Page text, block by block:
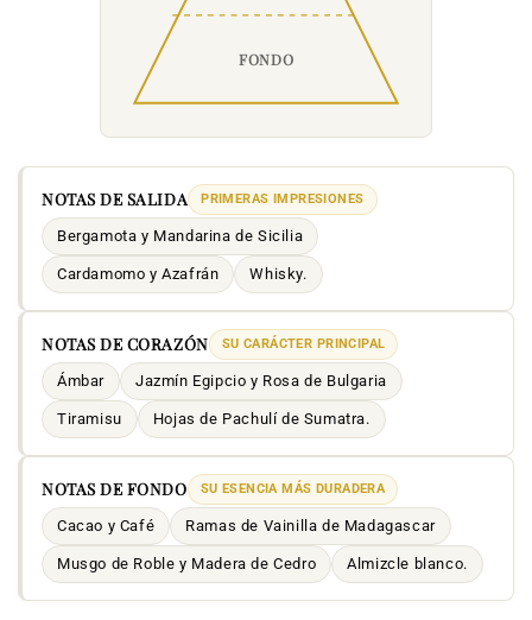
FONDO
NOTAS DE SALIDA PRIMERAS IMPRESIONES
Bergamota y Mandarina de Sicilia
Cardamomo y Azafrán Whisky.
NOTAS DE CORAZÓN SU CARÁCTER PRINCIPAL
Ámbar Jazmín Egipcio y Rosa de Bulgaria
Tiramisu Hojas de Pachulí de Sumatra.
NOTAS DE FONDO SU ESENCIA MÁS DURADERA
Cacao y Café Ramas de Vainilla de Madagascar
Musgo de Roble y Madera de Cedro Almizcle blanco.